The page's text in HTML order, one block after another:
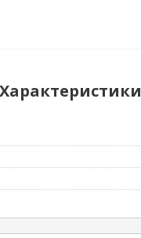
Характеристики